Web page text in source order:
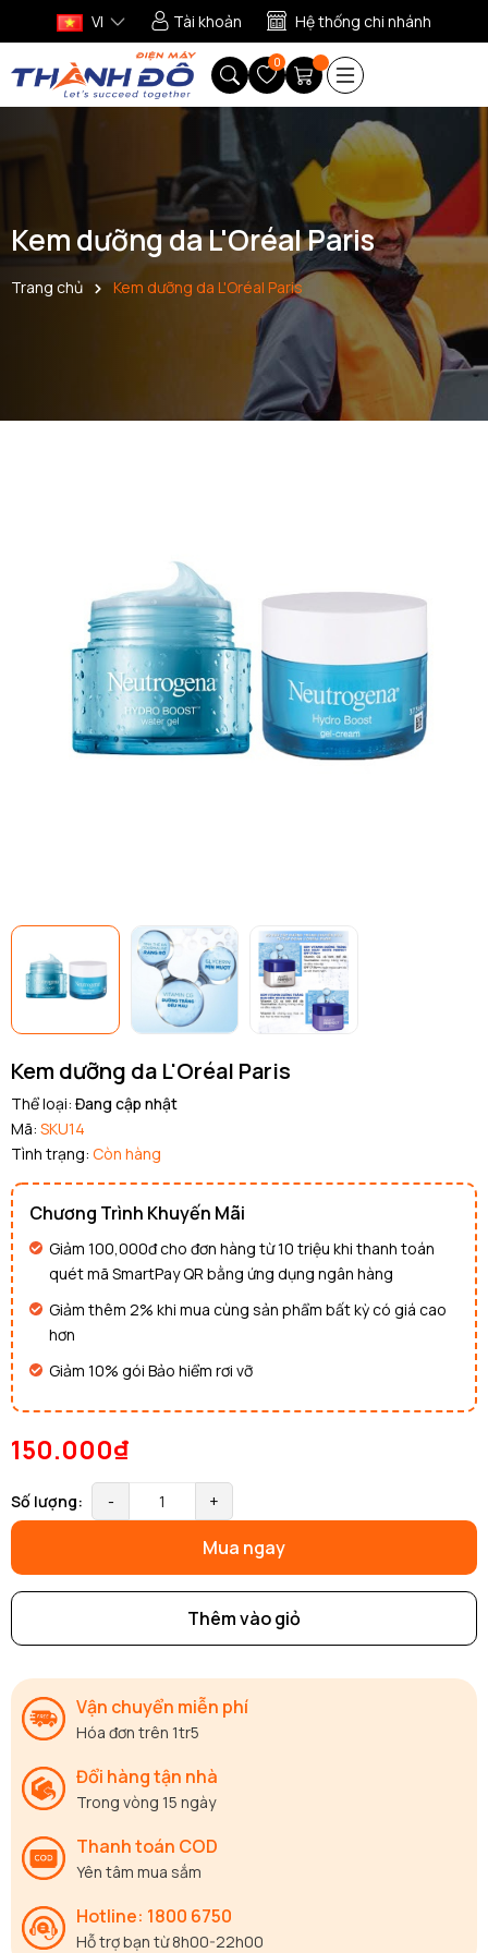
VI Tài khoản Hệ thống chi nhánh
0
Kem dưỡng da L'Oréal Paris
Trang chủ Kem dưỡng da L'Oréal Paris
Kem dưỡng da L'Oréal Paris
Thể loại: Đang cập nhật
Mã: SKU14
Tình trạng: Còn hàng
Chương Trình Khuyến Mãi
Giảm 100,000đ cho đơn hàng từ 10 triệu khi thanh toán
quét mã SmartPay QR bằng ứng dụng ngân hàng
Giảm thêm 2% khi mua cùng sản phẩm bất kỳ có giá cao
hơn
Giảm 10% gói Bảo hiểm rơi vỡ
150.000₫
Số lượng: - +
Mua ngay
Thêm vào giỏ
Vận chuyển miễn phí
Hóa đơn trên 1tr5
Đổi hàng tận nhà
Trong vòng 15 ngày
Thanh toán COD
Yên tâm mua sắm
Hotline: 1800 6750
Hỗ trợ bạn từ 8h00-22h00
Mã giảm giá: